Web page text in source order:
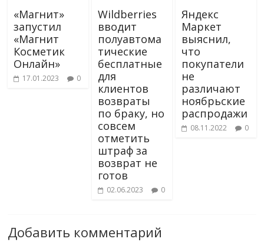
«Магнит»
запустил
«Магнит
Косметик
Онлайн»
17.01.2023 0
Wildberries
вводит
полуавтома
тические
бесплатные
для
клиентов
возвраты
по браку, но
совсем
отметить
штраф за
возврат не
готов
02.06.2023 0
Яндекс
Маркет
выяснил,
что
покупатели
не
различают
ноябрьские
распродажи
08.11.2022 0
Добавить комментарий